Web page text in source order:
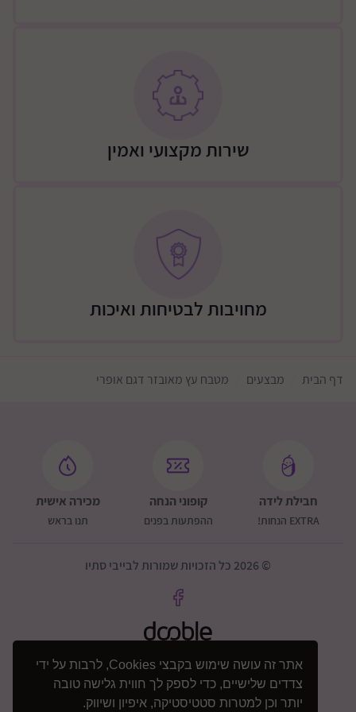
אתר זה עושה שימוש בקבצי Cookies, לרבות על ידי
צדדים שלישיים, כדי לספק לך חווית גלישה טובה
יותר וכן למטרות סטטיסטיקה, איפיון ושיווק.
איכות פרימיום – משחק שילדים אוהבים והורים מעריכים.
שירות מקצועי ואמין
מחויבות לבטיחות ואיכות
דף הבית מבצעים מטבח עץ מאובזר דגם אופרי
חבילת לידה
EXTRA הנחות!
קופוני הנחה
ההפתעות בפנים
מכירה אישית
תנו בראש
© 2026 כל הזכויות שמורות לבייבי סתיו